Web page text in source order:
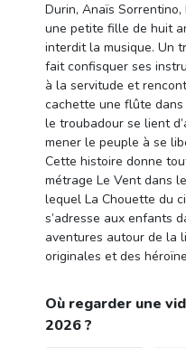
Durin, Anaïs
une petite fille de huit
interdit la musique. Un
fait confisquer ses
à la servitude et
cachette une flûte
le troubadour se lient
mener le peuple à se
Cette histoire donne
métrage Le Vent dans
lequel La Chouette du
s’adresse aux enfants
aventures autour de la
originales et des
Où regarder une
2026 ?